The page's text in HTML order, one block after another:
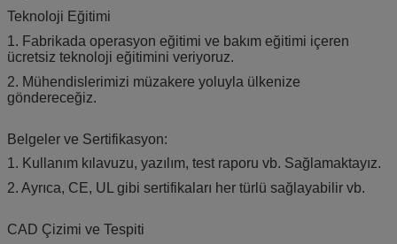
Teknoloji Eğitimi
1. Fabrikada operasyon eğitimi ve bakım eğitimi içeren
ücretsiz teknoloji eğitimini veriyoruz.
2. Mühendislerimizi müzakere yoluyla ülkenize
göndereceğiz.
Belgeler ve Sertifikasyon:
1. Kullanım kılavuzu, yazılım, test raporu vb. Sağlamaktayız.
2. Ayrıca, CE, UL gibi sertifikaları her türlü sağlayabilir vb.
CAD Çizimi ve Tespiti